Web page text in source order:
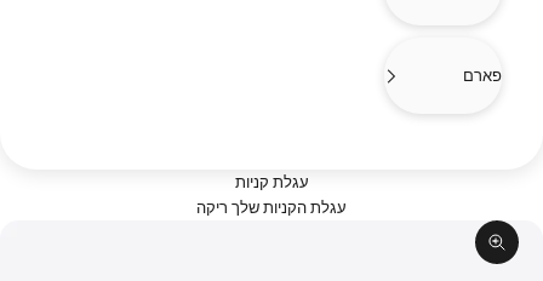
פארם
עגלת קניות
עגלת הקניות שלך ריקה
תקריב